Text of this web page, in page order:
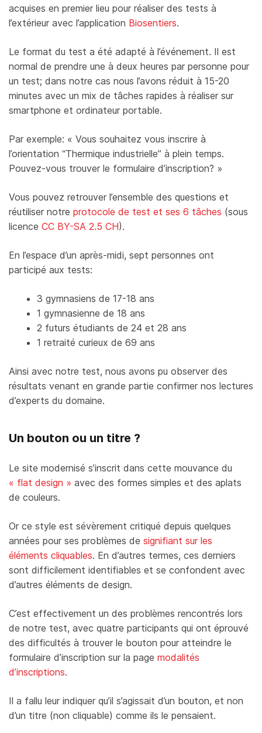
acquises en premier lieu pour réaliser des tests à
l’extérieur avec l’application Biosentiers.
Le format du test a été adapté à l’événement. Il est
normal de prendre une à deux heures par personne pour
un test; dans notre cas nous l’avons réduit à 15-20
minutes avec un mix de tâches rapides à réaliser sur
smartphone et ordinateur portable.
Par exemple: « Vous souhaitez vous inscrire à
l’orientation “Thermique industrielle” à plein temps.
Pouvez-vous trouver le formulaire d’inscription? »
Vous pouvez retrouver l’ensemble des questions et
réutiliser notre protocole de test et ses 6 tâches (sous
licence CC BY-SA 2.5 CH).
En l’espace d’un après-midi, sept personnes ont
participé aux tests:
3 gymnasiens de 17-18 ans
1 gymnasienne de 18 ans
2 futurs étudiants de 24 et 28 ans
1 retraité curieux de 69 ans
Ainsi avec notre test, nous avons pu observer des
résultats venant en grande partie confirmer nos lectures
d’experts du domaine.
Un bouton ou un titre ?
Le site modernisé s’inscrit dans cette mouvance du
« flat design » avec des formes simples et des aplats
de couleurs.
Or ce style est sévèrement critiqué depuis quelques
années pour ses problèmes de signifiant sur les
éléments cliquables. En d’autres termes, ces derniers
sont difficilement identifiables et se confondent avec
d’autres éléments de design.
C’est effectivement un des problèmes rencontrés lors
de notre test, avec quatre participants qui ont éprouvé
des difficultés à trouver le bouton pour atteindre le
formulaire d’inscription sur la page modalités
d’inscriptions.
Il a fallu leur indiquer qu’il s’agissait d’un bouton, et non
d’un titre (non cliquable) comme ils le pensaient.